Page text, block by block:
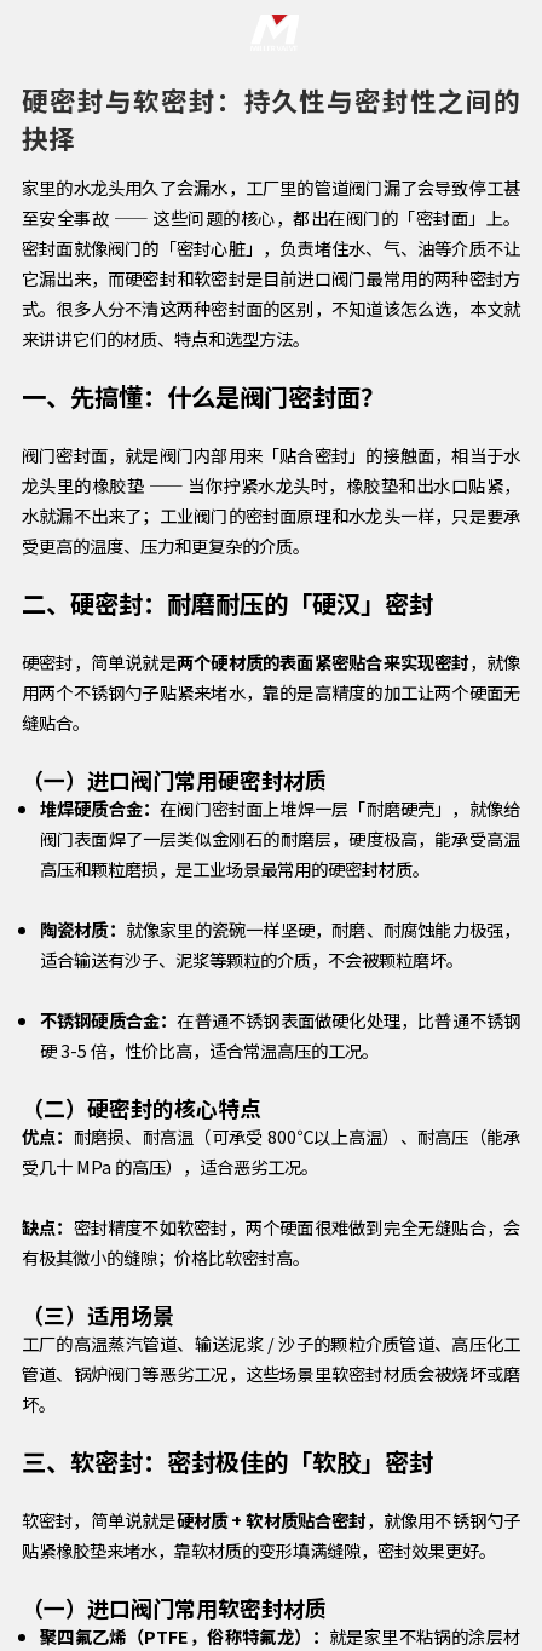
硬密封与软密封：持久性与密封性之间的
抉择
家里的水龙头用久了会漏水，工厂里的管道阀门漏了会导致停工甚
至安全事故 —— 这些问题的核心，都出在阀门的「密封面」上。
密封面就像阀门的「密封心脏」，负责堵住水、气、油等介质不让
它漏出来，而硬密封和软密封是目前进口阀门最常用的两种密封方
式。很多人分不清这两种密封面的区别，不知道该怎么选，本文就
来讲讲它们的材质、特点和选型方法。
一、先搞懂：什么是阀门密封面？
阀门密封面，就是阀门内部用来「贴合密封」的接触面，相当于水
龙头里的橡胶垫 —— 当你拧紧水龙头时，橡胶垫和出水口贴紧，
水就漏不出来了；工业阀门的密封面原理和水龙头一样，只是要承
受更高的温度、压力和更复杂的介质。
二、硬密封：耐磨耐压的「硬汉」密封
硬密封，简单说就是两个硬材质的表面紧密贴合来实现密封，就像
用两个不锈钢勺子贴紧来堵水，靠的是高精度的加工让两个硬面无
缝贴合。
（一）进口阀门常用硬密封材质
堆焊硬质合金：在阀门密封面上堆焊一层「耐磨硬壳」，就像给
阀门表面焊了一层类似金刚石的耐磨层，硬度极高，能承受高温
高压和颗粒磨损，是工业场景最常用的硬密封材质。
陶瓷材质： 就像家里的瓷碗一样坚硬，耐磨、耐腐蚀能力极强，
适合输送有沙子、泥浆等颗粒的介质，不会被颗粒磨坏。
不锈钢硬质合金：在普通不锈钢表面做硬化处理，比普通不锈钢
硬 3-5 倍，性价比高，适合常温高压的工况。
（二）硬密封的核心特点
优点： 耐磨损、耐高温（可承受 800℃以上高温）、耐高压（能承
受几十 MPa 的高压），适合恶劣工况。
缺点： 密封精度不如软密封，两个硬面很难做到完全无缝贴合，会
有极其微小的缝隙；价格比软密封高。
（三）适用场景
工厂的高温蒸汽管道、输送泥浆 / 沙子的颗粒介质管道、高压化工
管道、锅炉阀门等恶劣工况，这些场景里软密封材质会被烧坏或磨
坏。
三、软密封：密封极佳的「软胶」密封
软密封，简单说就是硬材质 + 软材质贴合密封，就像用不锈钢勺子
贴紧橡胶垫来堵水，靠软材质的变形填满缝隙，密封效果更好。
（一）进口阀门常用软密封材质
聚四氟乙烯（PTFE，俗称特氟龙）： 就是家里不粘锅的涂层材